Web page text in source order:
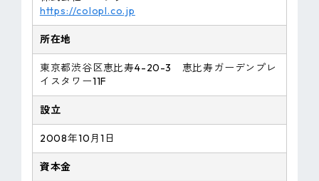
https://colopl.co.jp
所在地
東京都渋谷区恵比寿4-20-3 恵比寿ガーデンプレ
イスタワー11F
設立
2008年10月1日
資本金